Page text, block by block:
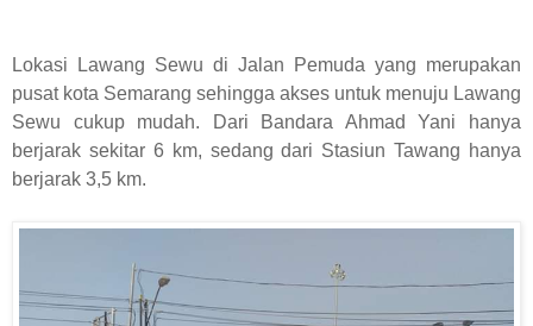
Lokasi Lawang Sewu di Jalan Pemuda yang merupakan
pusat kota Semarang sehingga akses untuk menuju Lawang
Sewu cukup mudah. Dari Bandara Ahmad Yani hanya
berjarak sekitar 6 km, sedang dari Stasiun Tawang hanya
berjarak 3,5 km.